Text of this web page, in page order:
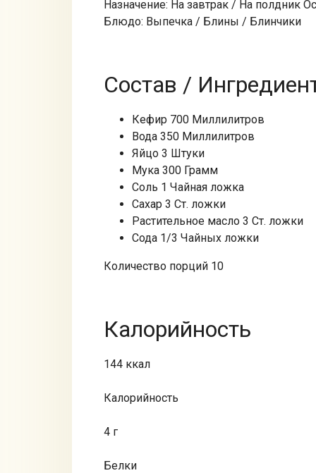
Назначение: На завтрак / На полдник
Блюдо: Выпечка / Блины / Блинчики
Состав /
Кефир 700 Миллилитров
Вода 350 Миллилитров
Яйцо 3 Штуки
Мука 300 Грамм
Соль 1 Чайная ложка
Сахар 3 Ст. ложки
Растительное масло 3 Ст. ложки
Сода 1/3 Чайных ложки
Количество порций 10
Калорийность
144 ккал
Калорийность
4 г
Белки